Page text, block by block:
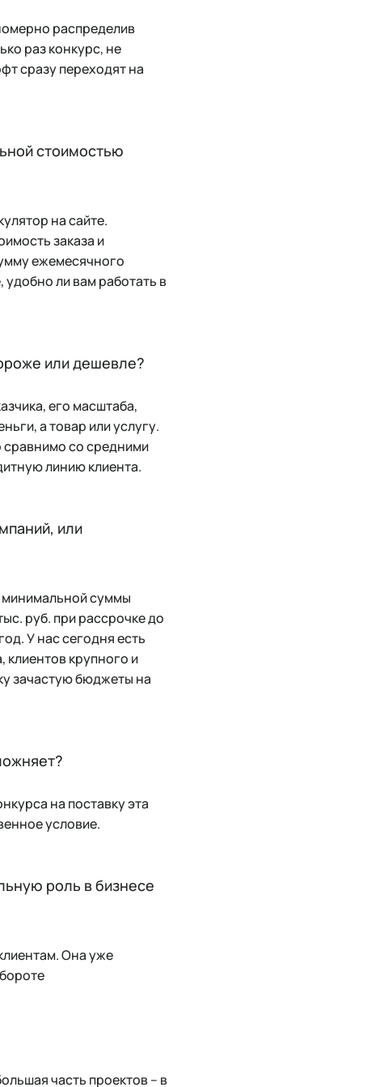
распределив
раз конкурс, не
сразу переходят на
стоимостью
на сайте.
заказа и
ежемесячного
удобно ли вам работать в
или дешевле?
его масштаба,
а товар или услугу.
сравнимо со средними
линию клиента.
или
минимальной суммы
руб. при рассрочке до
У нас сегодня есть
крупного и
зачастую бюджеты на
на поставку эта
условие.
роль в бизнесе
Она уже
часть проектов – в